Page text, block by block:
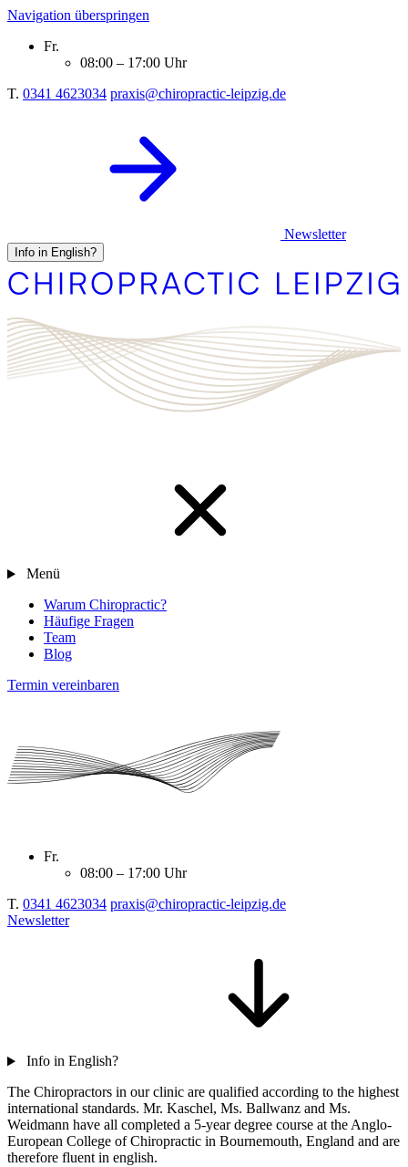
Navigation überspringen
Fr.
08:00 – 17:00 Uhr
T. 0341 4623034 praxis@chiropractic-leipzig.de
Newsletter
Info in English?
Menü
Warum Chiropractic?
Häufige Fragen
Team
Blog
Termin vereinbaren
Fr.
08:00 – 17:00 Uhr
T. 0341 4623034 praxis@chiropractic-leipzig.de
Newsletter
Info in English?
The Chiropractors in our clinic are qualified according to the highest
international standards. Mr. Kaschel, Ms. Ballwanz and Ms.
Weidmann have all completed a 5-year degree course at the Anglo-
European College of Chiropractic in Bournemouth, England and are
therefore fluent in english.